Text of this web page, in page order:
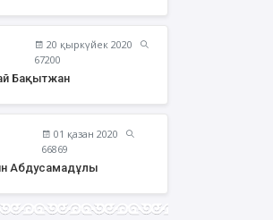
Әбішев Қуаныш
20 қыркүйек 2020
67200
Бақытжан
01 қазан 2020
66869
Абдусамадұлы